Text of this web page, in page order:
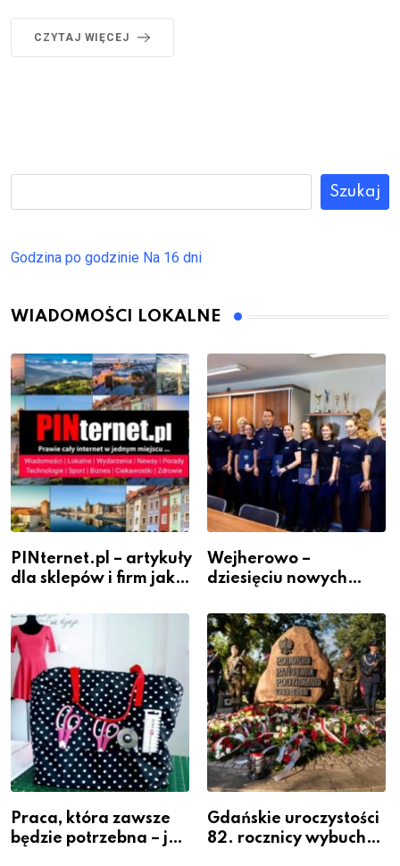
CZYTAJ WIĘCEJ
Szukaj
Godzina po godzinie Na 16 dni
WIADOMOŚCI LOKALNE
PINternet.pl – artykuły
dla sklepów i firm jako
widoczność
Wejherowo –
dziesięciu nowych
szeregach Komendy
Powiatowej
Praca, która zawsze
będzie potrzebna – jak
Gdańskie uroczystości
82. rocznicy wybuchu